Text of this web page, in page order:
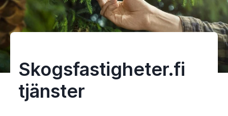
Skogsfastigheter.fi
tjänster